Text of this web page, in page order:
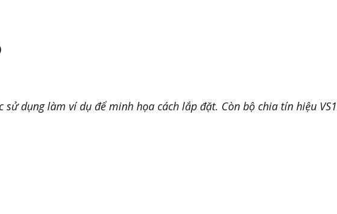
sử dụng làm ví dụ để minh họa cách lắp đặt. Còn bộ chia tín hiệu